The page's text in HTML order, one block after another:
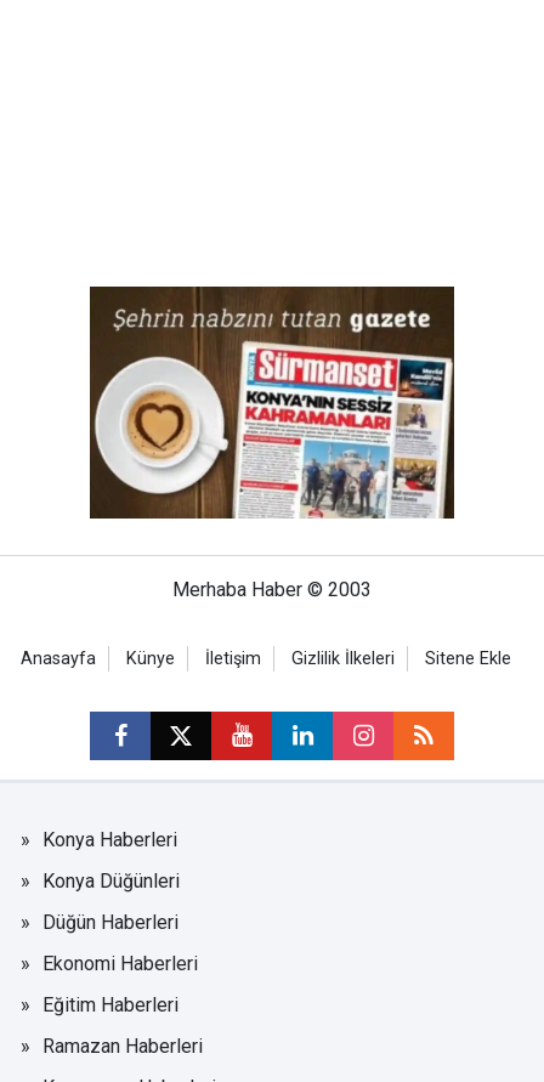
Merhaba Haber © 2003
Anasayfa Künye İletişim Gizlilik İlkeleri Sitene Ekle
Konya Haberleri
Konya Düğünleri
Düğün Haberleri
Ekonomi Haberleri
Eğitim Haberleri
Ramazan Haberleri